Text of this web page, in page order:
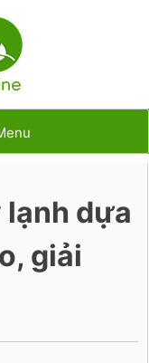
lạnh dựa
giải